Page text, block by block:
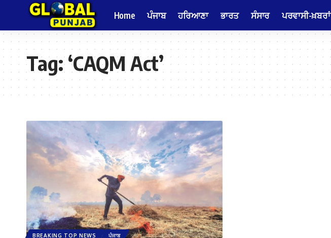
Home ਪੰਜਾਬ ਹਰਿਆਣਾ ਭਾਰਤ ਸੰਸਾਰ ਪਰਵਾਸੀ-ਖ਼ਬਰਾਂ
Tag:‘CAQM Act’
BREAKING TOP NEWS ਪੰਜਾਬ